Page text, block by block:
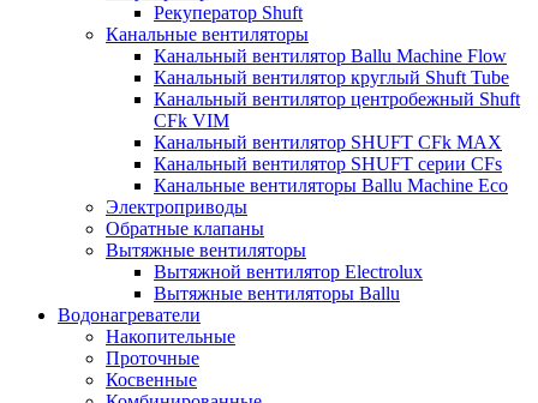
Рекуператор Shuft
Канальные вентиляторы
Канальный вентилятор Ballu Machine Flow
Канальный вентилятор круглый Shuft Tube
Канальный вентилятор центробежный Shuft
CFk VIM
Канальный вентилятор SHUFT CFk MAX
Канальный вентилятор SHUFT серии CFs
Канальные вентиляторы Ballu Machine Eco
Электроприводы
Обратные клапаны
Вытяжные вентиляторы
Вытяжной вентилятор Electrolux
Вытяжные вентиляторы Ballu
Водонагреватели
Накопительные
Проточные
Косвенные